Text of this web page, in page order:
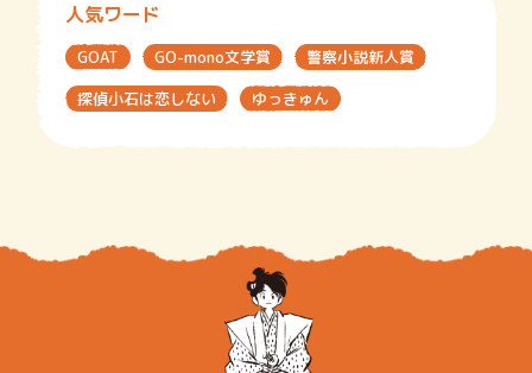
人気ワード
GOAT GO-mono文学賞
警察小説新人賞
探偵小石は恋しない
ゆっきゅん